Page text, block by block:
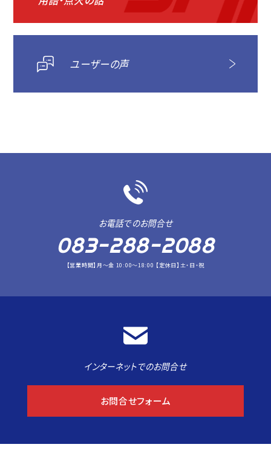
ユーザーの声
お電話でのお問合せ
083-288-2088
【営業時間】月～金 10:00～18:00 【定休日】土・日・祝
インターネットでのお問合せ
お問合せフォーム